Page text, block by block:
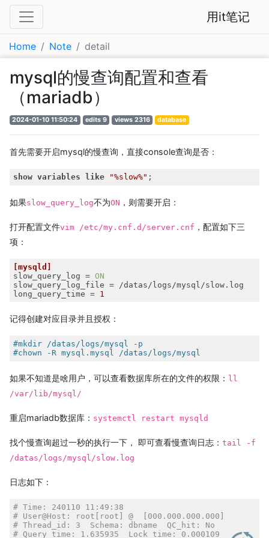
用it笔记
Home Note detail
mysql的慢查询配置和查看
（mariadb）
2024-01-10 11:50:24 edits 9 views 2316 database
首先需要开启mysql的慢查询，直接console查询是否：
show variables like "%slow%" ;
如果slow_query_log不为ON ，则需要开启：
打开配置文件vim /etc/my.cnf.d/server.cnf ，配置如下三
项：
[mysqld]
slow_query_log = ON
slow_query_log_file
long_query_time = 1
记得创建对应目录并且授权：
#mkdir /datas/logs/mysql -p
#chown -R mysql.mysql /datas/logs/mysql
如果不知道是啥用户，可以查看数据库所在的文件的权限：
ll
/var/lib/mysql/
重启mariadb数据库： systemctl restart mysqld
找个慢查询超过一秒的执行一下， 即可查看慢查询日志： tail -f
/datas/logs/mysql/slow.log
日志如下：
# Time: 240110 11:49:38
# User@Host: root[root] @  [000.000.000.000]
# Thread_id: 3  Schema: dbname  QC_hit: No
# Query_time: 1.635935  Lock_time: 0.000109